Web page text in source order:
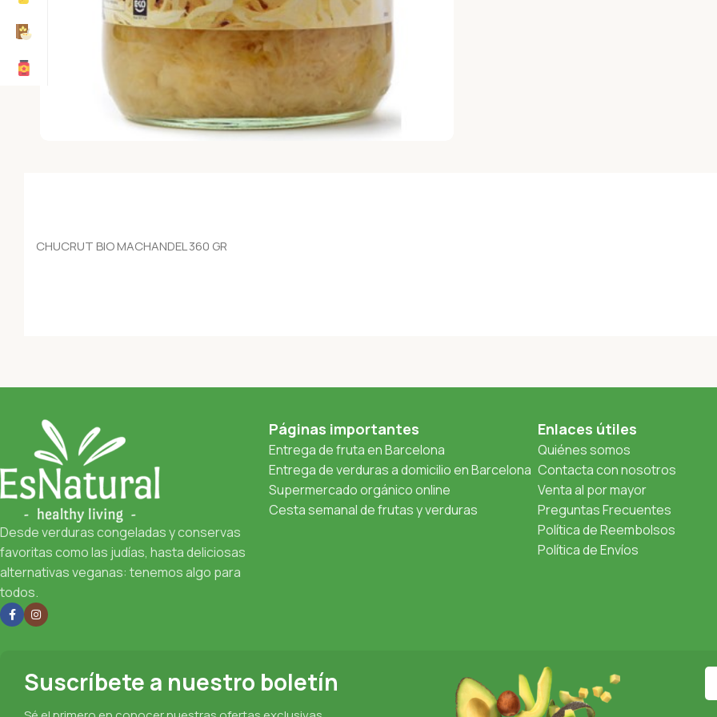
CHUCRUT BIO MACHANDEL 360 GR
Desde verduras congeladas y conservas
favoritas como las judías, hasta deliciosas
alternativas veganas: tenemos algo para
todos.
Páginas importantes
Entrega de fruta en Barcelona
Entrega de verduras a domicilio en Barcelona
Supermercado orgánico online
Cesta semanal de frutas y verduras
Enlaces útiles
Quiénes somos
Contacta con nosotros
Venta al por mayor
Preguntas Frecuentes
Política de Reembolsos
Política de Envíos
Suscríbete a nuestro boletín